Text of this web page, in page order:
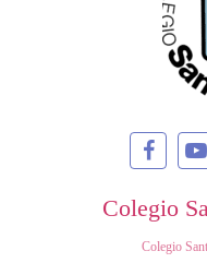
Colegio
Colegio